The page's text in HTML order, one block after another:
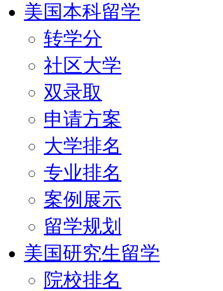
美国本科留学
转学分
社区大学
双录取
申请方案
大学排名
专业排名
案例展示
留学规划
美国研究生留学
院校排名